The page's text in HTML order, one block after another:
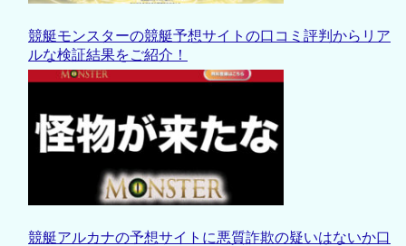
競艇モンスターの競艇予想サイトの口コミ評判からリア
ルな検証結果をご紹介！
競艇アルカナの予想サイトに悪質詐欺の疑いはないか口